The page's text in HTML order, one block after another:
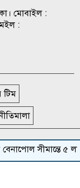
মোবাইল :
:
টিম
আদালত
সীমান্তে ৫